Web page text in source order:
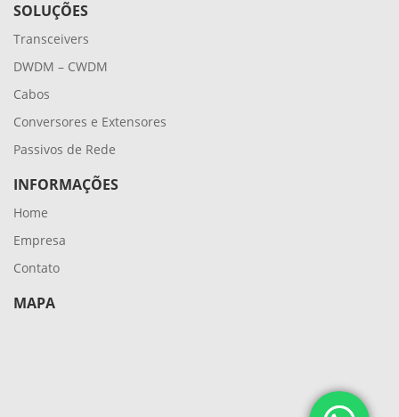
SOLUÇÕES
Transceivers
DWDM – CWDM
Cabos
Conversores e Extensores
Passivos de Rede
INFORMAÇÕES
Home
Empresa
Contato
MAPA